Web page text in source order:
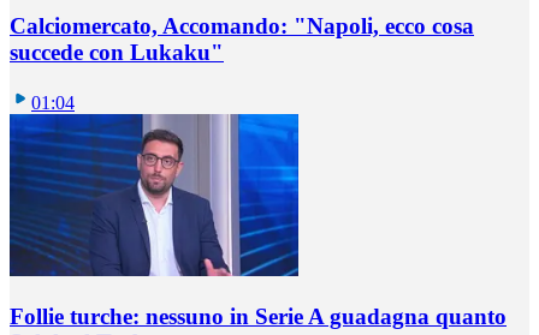
Calciomercato, Accomando: "Napoli, ecco cosa
succede con Lukaku"
01:04
Follie turche: nessuno in Serie A guadagna quanto